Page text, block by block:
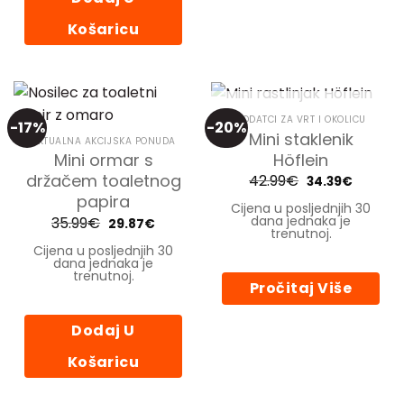
Košaricu
-17%
AKTUALNA AKCIJSKA PONUDA
Mini ormar s
držačem toaletnog
papira
35.99€ Izvorna
cijena
bila
je:
35.99€.
29.87€Trenutna
je:
29.87€.
Cijena u posljednjih 30
dana jednaka je
trenutnoj.
Dodaj U
Košaricu
-20%NEMA NA ZALIHI
DODATCI ZA VRT I OKOLICU
Mini staklenik
Höflein
42.99€ Izvorna
cijena
bila
je:
42.99€.
34.39€
je:
34.39€.
Cijena u posljednjih 30
dana jednaka je
trenutnoj.
Pročitaj Više